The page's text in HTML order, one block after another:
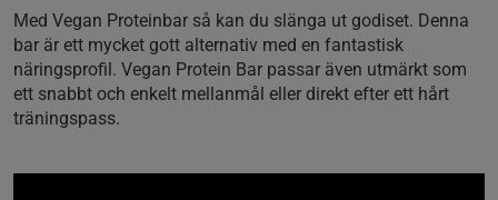
Med Vegan Proteinbar så kan du slänga ut godiset. Denna
bar är ett mycket gott alternativ med en fantastisk
näringsprofil. Vegan Protein Bar passar även utmärkt som
ett snabbt och enkelt mellanmål eller direkt efter ett hårt
träningspass.